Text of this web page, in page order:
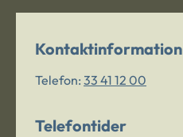
Kontaktinformation
Telefon: 33 41 12 00
Telefontider